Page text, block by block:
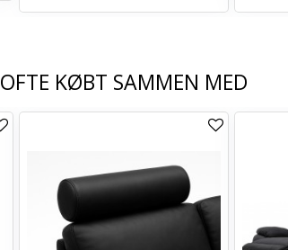
OFTE KØBT SAMMEN MED